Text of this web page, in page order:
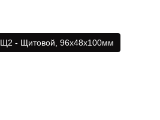
Щ2 - Щитовой, 96х48х100мм